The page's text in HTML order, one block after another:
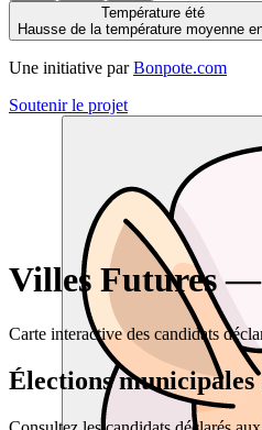
Température été
Hausse de la température moyenne
Une initiative par Bonpote.com
Soutenir le projet
Villes Futures —
Carte interactive des candidats
Élections municipales